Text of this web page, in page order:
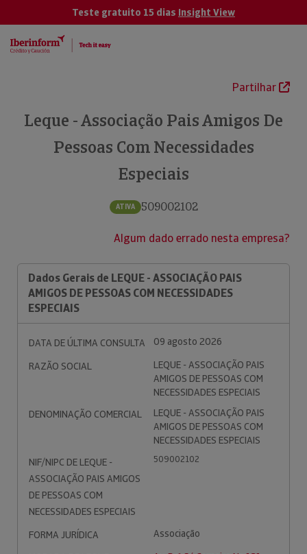
Teste gratuito 15 dias Insight View
Partilhar
Leque - Associação Pais Amigos De
Pessoas Com Necessidades
Especiais
ATIVA 509002102
Algum dado errado nesta empresa?
Dados Gerais de LEQUE - ASSOCIAÇÃO PAIS
AMIGOS DE PESSOAS COM NECESSIDADES
ESPECIAIS
DATA DE ÚLTIMA CONSULTA
09 agosto 2026
RAZÃO SOCIAL
LEQUE - ASSOCIAÇÃO PAIS
AMIGOS DE PESSOAS COM
NECESSIDADES ESPECIAIS
DENOMINAÇÃO COMERCIAL
LEQUE - ASSOCIAÇÃO PAIS
AMIGOS DE PESSOAS COM
NECESSIDADES ESPECIAIS
NIF/NIPC DE LEQUE -
ASSOCIAÇÃO PAIS AMIGOS
DE PESSOAS COM
NECESSIDADES ESPECIAIS
509002102
FORMA JURÍDICA
Associação